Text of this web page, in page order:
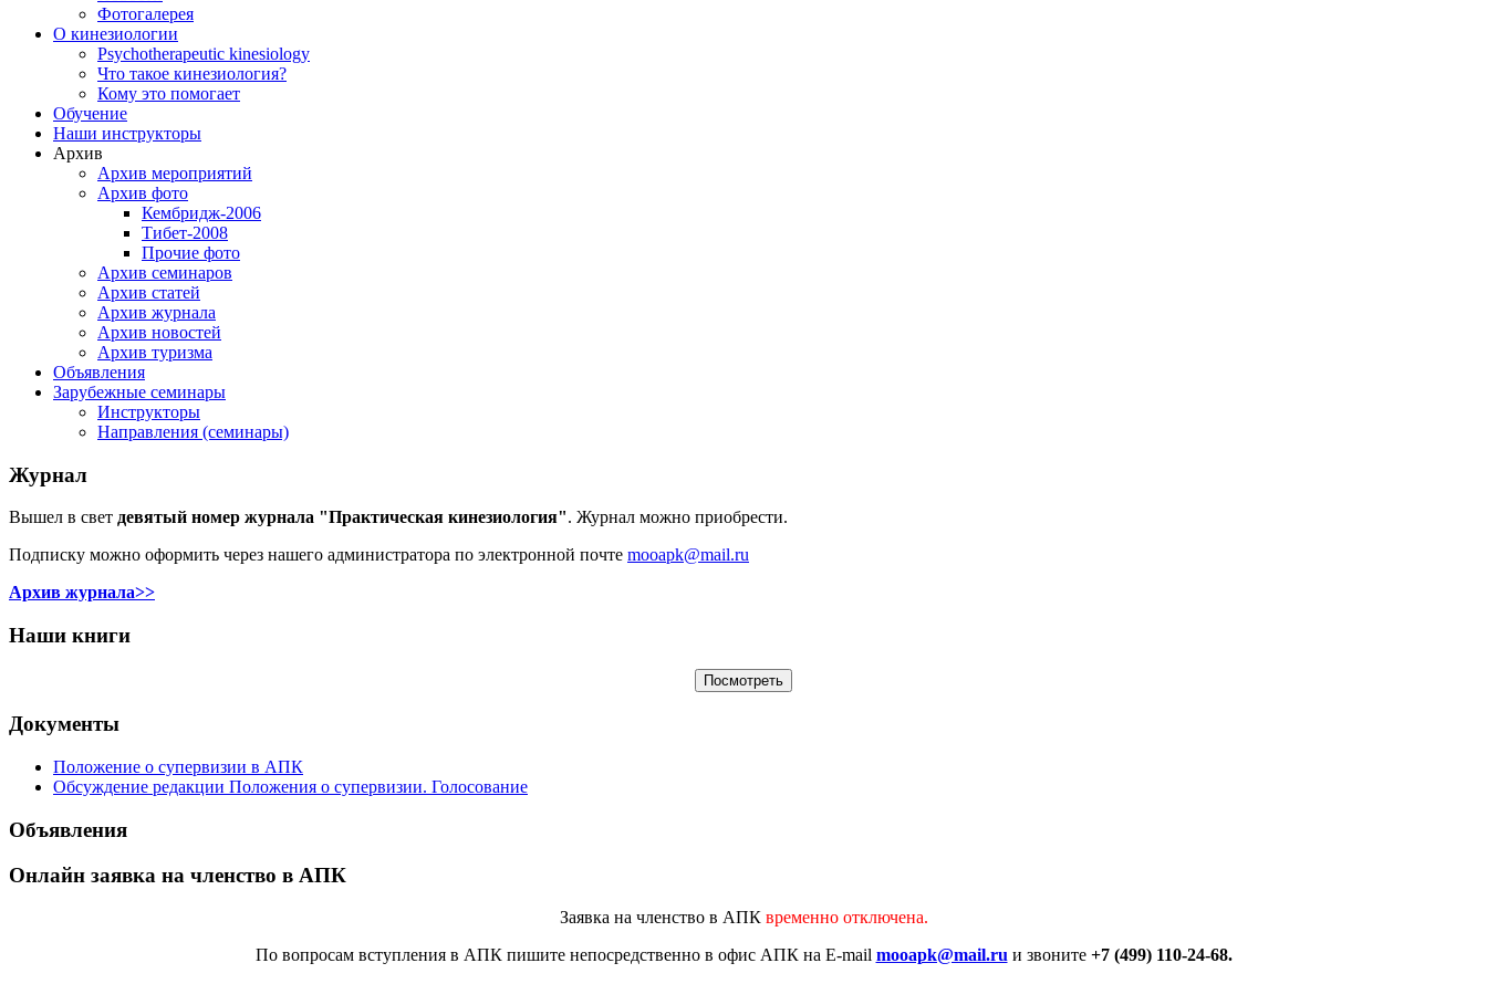
Фотогалерея
О кинезиологии
Psychotherapeutic kinesiology
Что такое кинезиология?
Кому это помогает
Обучение
Наши инструкторы
Архив
Архив мероприятий
Архив фото
Кембридж-2006
Тибет-2008
Прочие фото
Архив семинаров
Архив статей
Архив журнала
Архив новостей
Архив туризма
Объявления
Зарубежные семинары
Инструкторы
Направления (семинары)
Журнал
Вышел в свет девятый номер журнала "Практическая кинезиология". Журнал можно приобрести.
Подписку можно оформить через нашего администратора по электронной почте mooapk@mail.ru
Архив журнала>>
Наши книги
Документы
Положение о супервизии в АПК
Обсуждение редакции Положения о супервизии. Голосование
Объявления
Онлайн заявка на членство в АПК
Заявка на членство в АПК временно отключена.
По вопросам вступления в АПК пишите непосредственно в офис АПК на E-mail mooapk@mail.ru и звоните+7 (499) 110-24-68.